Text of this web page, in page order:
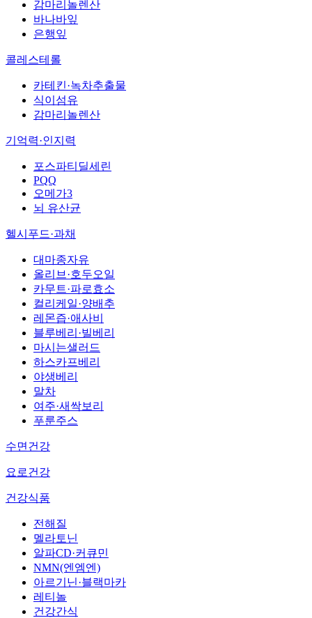
감마리놀렌산
바나바잎
은행잎
콜레스테롤
카테킨·녹차추출물
식이섬유
감마리놀렌산
기억력·인지력
포스파티딜세린
PQQ
오메가3
뇌 유산균
헬시푸드·과채
대마종자유
올리브·호두오일
카무트·파로효소
컬리케일·양배추
레몬즙·애사비
블루베리·빌베리
마시는샐러드
하스카프베리
야생베리
말차
여주·새싹보리
푸룬주스
수면건강
요로건강
건강식품
전해질
멜라토닌
알파CD·커큐민
NMN(엔엠엔)
아르기닌·블랙마카
레티놀
건강간식